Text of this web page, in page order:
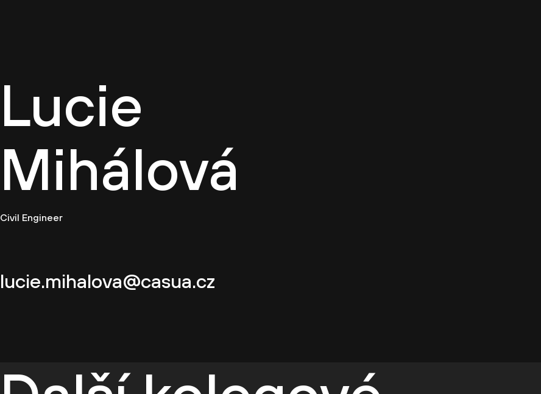
Lucie
Mihálová
Civil Engineer
lucie.mihalova@casua.cz